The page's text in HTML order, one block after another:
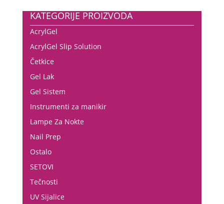
KATEGORIJE PROIZVODA
AcrylGel
AcrylGel Slip Solution
Četkice
Gel Lak
Gel Sistem
Instrumenti za manikir
Lampe Za Nokte
Nail Prep
Ostalo
SETOVI
Tečnosti
UV Sijalice